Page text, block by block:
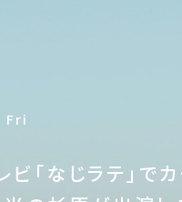
Fri
ビ「なじラテ」で